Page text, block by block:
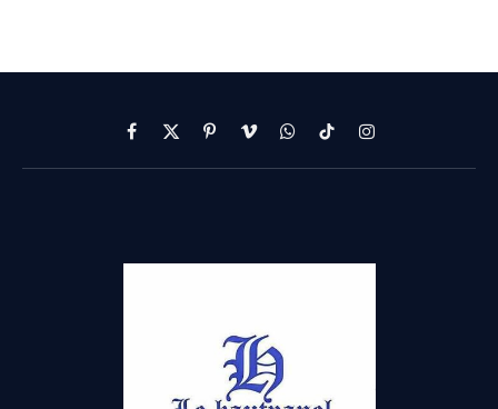
Facebook
X
(Twitter)
PinterestVimeoWhatsApp
TikTokInstagram